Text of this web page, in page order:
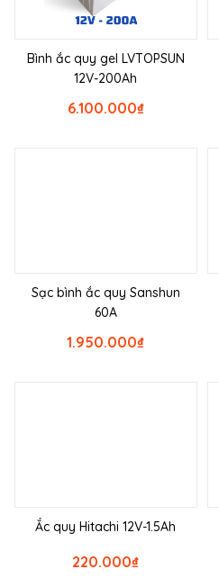
Bình ắc quy gel LVTOPSUN
12V-200Ah
₫
6.100.000
Sạc bình ắc quy Sanshun
60A
₫
1.950.000
Ắc quy Hitachi 12V-1.5Ah
₫
220.000